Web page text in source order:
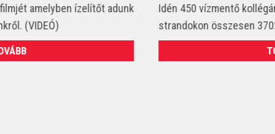
Idén 450 vízmentő kollégánk állt szolgálatba és csak a
strandokon összesen 3702 esetet látott el. (VIDEÓ)